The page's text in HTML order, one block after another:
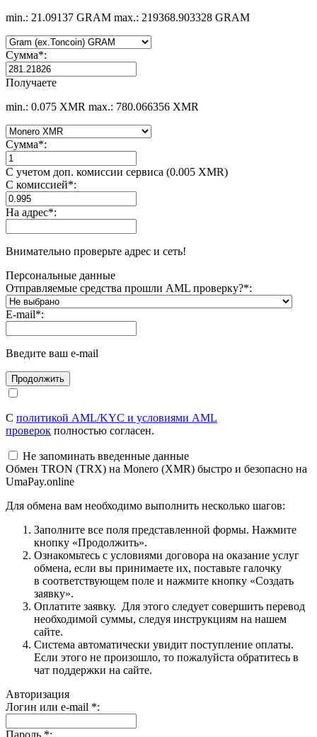
min.: 21.09137 GRAM max.: 219368.903328 GRAM
Сумма*:
Получаете
min.: 0.075 XMR max.: 780.066356 XMR
Сумма*:
С учетом доп. комиссии сервиса (0.005 XMR)
С комиссией*:
На адрес*:
Внимательно проверьте адрес и сеть!
Персональные данные
Отправляемые средства прошли AML проверку?*:
E-mail*:
Введите ваш e-mail
С политикой AML/KYC и условиями AML
проверок полностью согласен.
Не запоминать введенные данные
Обмен TRON (TRX) на Monero (XMR) быстро и безопасно на
UmaPay.online
Для обмена вам необходимо выполнить несколько шагов:
Заполните все поля представленной формы. Нажмите
кнопку «Продолжить».
Ознакомьтесь с условиями договора на оказание услуг
обмена, если вы принимаете их, поставьте галочку
в соответствующем поле и нажмите кнопку «Создать
заявку».
Оплатите заявку. Для этого следует совершить перевод
необходимой суммы, следуя инструкциям на нашем
сайте.
Система автоматически увидит поступление оплаты.
Если этого не произошло, то пожалуйста обратитесь в
чат поддержки на сайте.
Авторизация
Логин или e-mail *:
Пароль *: